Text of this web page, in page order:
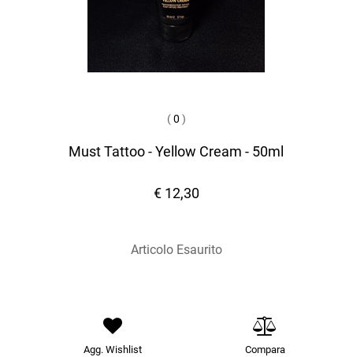
(0 )
Must Tattoo - Yellow Cream - 50ml
€ 12,30
Articolo Esaurito
Agg. Wishlist Compara